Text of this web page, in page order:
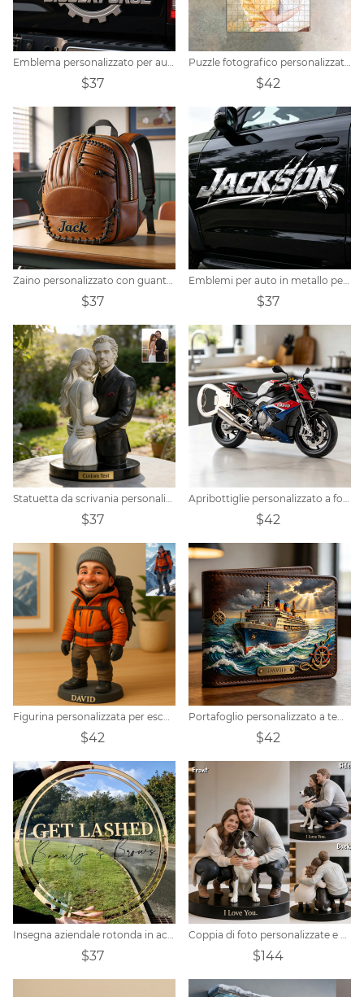
Emblema personalizzato per auto in metallo con escavatore a ingranaggi
$37
Puzzle fotografico personalizzato in stile cartone animato
$42
Zaino personalizzato con guanto da baseball
$37
Emblemi per auto in metallo personalizzati con motivo artigli di bestia
$37
Statuetta da scrivania personalizzata in pietra con foto di coppia e testo
$37
Apribottiglie personalizzato a forma di motocicletta moderna
$42
Figurina personalizzata per escursioni
$42
Portafoglio personalizzato a tema transatlantico
$42
Insegna aziendale rotonda in acrilico 3D personalizzata
$37
Coppia di foto personalizzate e statuetta 3D con cane, regalo per coppie, regalo di anniversario, regalo 3D personalizzato, statuetta fotografica
$144